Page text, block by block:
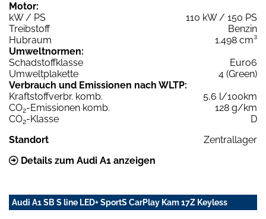
Motor:
kW / PS
110 kW / 150 PS
Treibstoff
Benzin
Hubraum
1.498 cm³
Umweltnormen:
Schadstoffklasse
Euro6
Umweltplakette
4 (Green)
Verbrauch und Emissionen nach WLTP:
Kraftstoffverbr. komb.
5,6 l/100km
CO2-Emissionen komb.
128 g/km
CO2-Klasse
D
Standort
Zentrallager
Details zum Audi A1 anzeigen
Audi A1 SB S line LED+ SportS CarPlay Kam 17Z Keyless